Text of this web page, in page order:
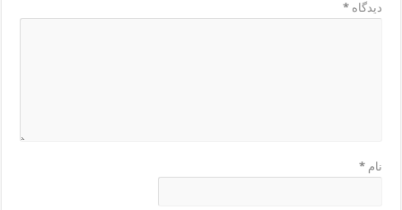
دیدگاه*
نام*